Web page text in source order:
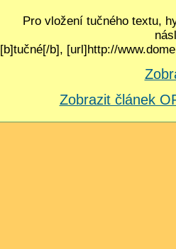
Pro vložení tučného textu,
[b]tučné[/b], [url]http://
Zobrazit článek